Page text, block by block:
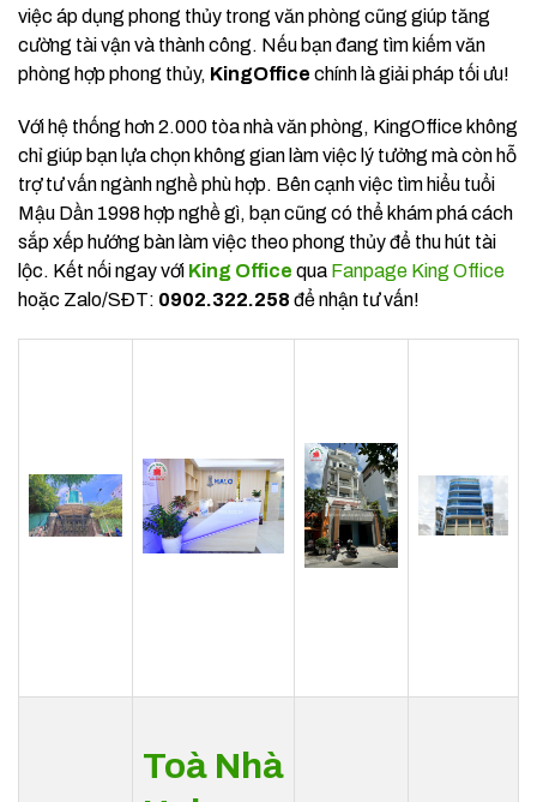
việc áp dụng phong thủy trong văn phòng cũng giúp tăng
cường tài vận và thành công. Nếu bạn đang tìm kiếm văn
phòng hợp phong thủy, KingOffice chính là giải pháp tối ưu!
Với hệ thống hơn 2.000 tòa nhà văn phòng, KingOffice không
chỉ giúp bạn lựa chọn không gian làm việc lý tưởng mà còn hỗ
trợ tư vấn ngành nghề phù hợp. Bên cạnh việc tìm hiểu tuổi
Mậu Dần 1998 hợp nghề gì, bạn cũng có thể khám phá cách
sắp xếp hướng bàn làm việc theo phong thủy để thu hút tài
lộc. Kết nối ngay với King Office qua Fanpage King Office
hoặc Zalo/SĐT: 0902.322.258 để nhận tư vấn!
Toà Nhà